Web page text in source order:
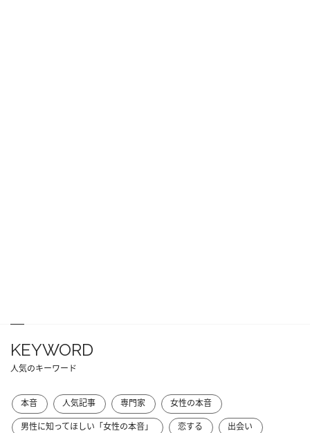
KEYWORD
人気のキーワード
本音 人気記事 専門家
女性の本音
男性に知ってほしい「女性の本音」
恋する 出会い